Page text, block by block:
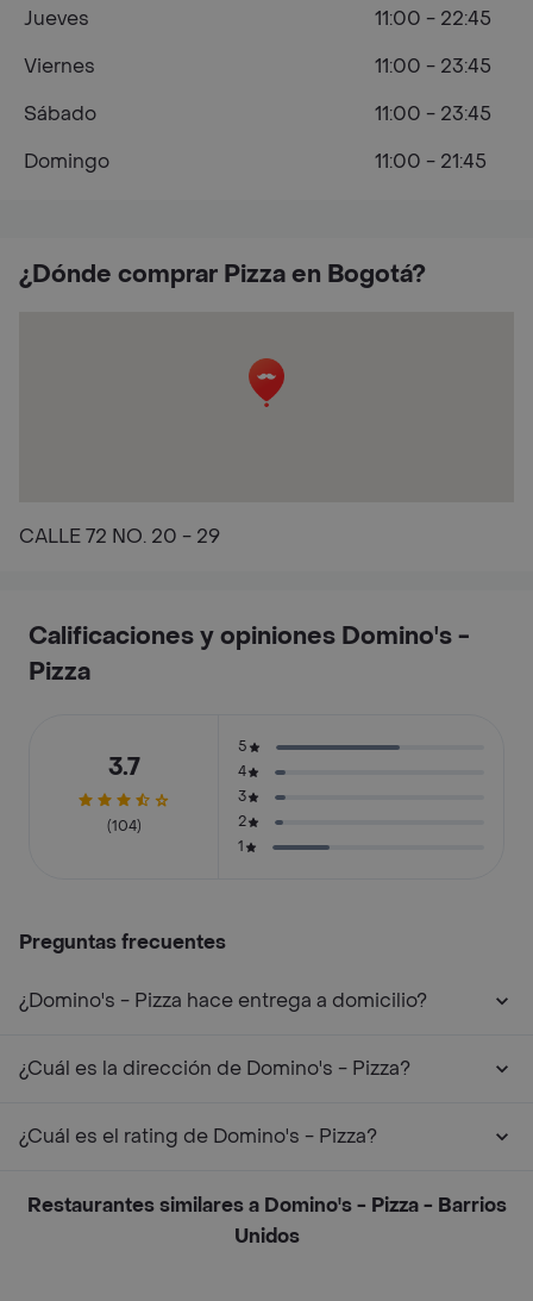
¿Dónde comprar Pizza en Bogotá?
CALLE 72 NO. 20 - 29
Jueves
11:00 - 22:45
Viernes
11:00 - 23:45
Sábado
11:00 - 23:45
Domingo
11:00 - 21:45
Calificaciones y opiniones Domino's -
Pizza
3.7
(104)
5
4
3
2
1
Preguntas frecuentes
¿Domino's - Pizza hace entrega a domicilio?
¿Cuál es la dirección de Domino's - Pizza?
¿Cuál es el rating de Domino's - Pizza?
Restaurantes similares a Domino's - Pizza - Barrios
Unidos